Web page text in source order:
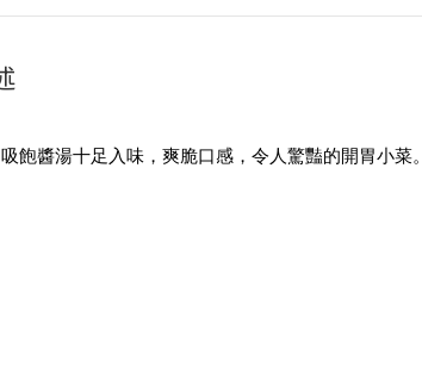
醬湯十足入味，爽脆口感，令人驚豔的開胃小菜。